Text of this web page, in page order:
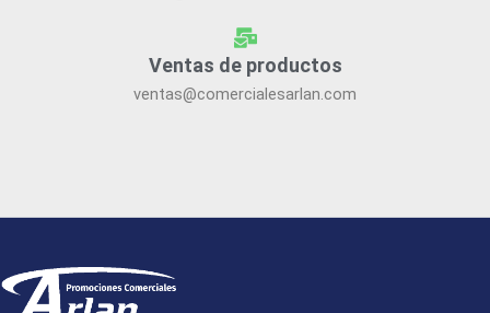
Ventas de productos
ventas@comercialesarlan.com